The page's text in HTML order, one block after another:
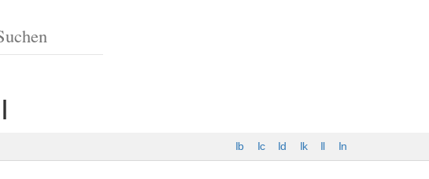
I
Ib Ic Id Ik In